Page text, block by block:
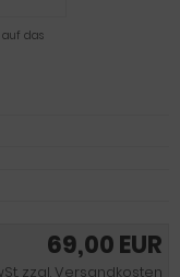
auf das
69,00 EUR
zzgl. Versandkosten